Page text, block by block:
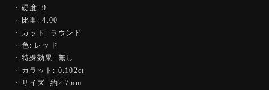
・硬度: 9
・比重: 4.00
・カット: ラウンド
・色: レッド
・特殊効果: 無し
・カラット: 0.102ct
・サイズ: 約2.7mm